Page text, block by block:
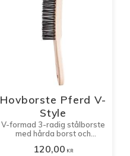
Hovborste Pferd V-
Style
V-formad 3-radig stålborste
med hårda borst och
120,00 KR